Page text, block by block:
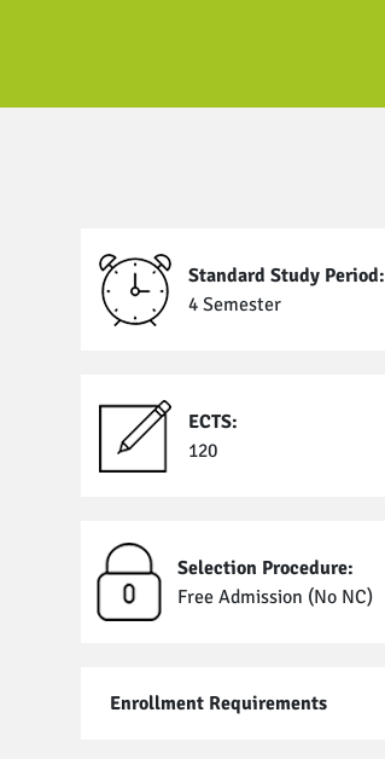
Standard Study Period:
4 Semester
ECTS:
120
Selection Procedure:
Free Admission (No NC)
Enrollment Requirements